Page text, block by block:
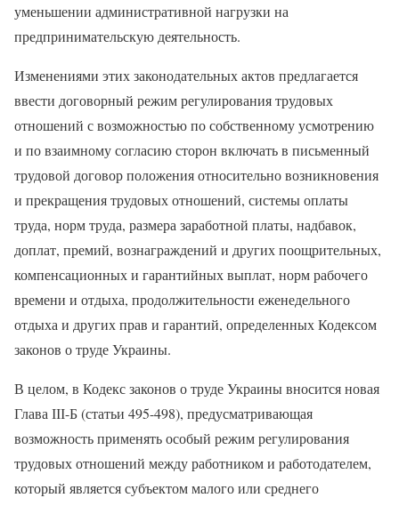
уменьшении административной нагрузки на
предпринимательскую деятельность.
Изменениями этих законодательных актов предлагается
ввести договорный режим регулирования трудовых
отношений с возможностью по собственному усмотрению
и по взаимному согласию сторон включать в письменный
трудовой договор положения относительно возникновения
и прекращения трудовых отношений, системы оплаты
труда, норм труда, размера заработной платы, надбавок,
доплат, премий, вознаграждений и других поощрительных,
компенсационных и гарантийных выплат, норм рабочего
времени и отдыха, продолжительности еженедельного
отдыха и других прав и гарантий, определенных Кодексом
законов о труде Украины.
В целом, в Кодекс законов о труде Украины вносится новая
Глава ІІІ-Б (статьи 495-498), предусматривающая
возможность применять особый режим регулирования
трудовых отношений между работником и работодателем,
который является субъектом малого или среднего